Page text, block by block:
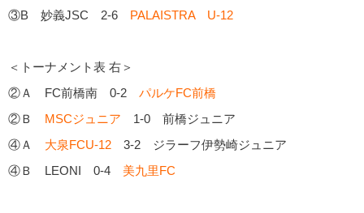
③B 妙義JSC 2-6 PALAISTRA U-12
＜トーナメント表 右＞
②Ａ FC前橋南 0-2 パルケFC前橋
②Ｂ MSCジュニア 1-0 前橋ジュニア
④Ａ 大泉FCU-12 3-2 ジラーフ伊勢崎ジュニア
④Ｂ LEONI 0-4 美九里FC